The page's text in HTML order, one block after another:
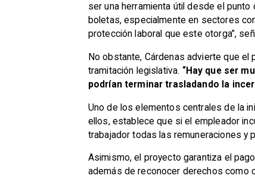
ser una herramienta útil desde el
boletas, especialmente en sectores
protección laboral que este otorga”,
No obstante, Cárdenas advierte que
tramitación legislativa. “Hay que ser
podrían terminar trasladando la
Uno de los elementos centrales de la
ellos, establece que si el empleador
trabajador todas las remuneraciones y
Asimismo, el proyecto garantiza el
además de reconocer derechos como